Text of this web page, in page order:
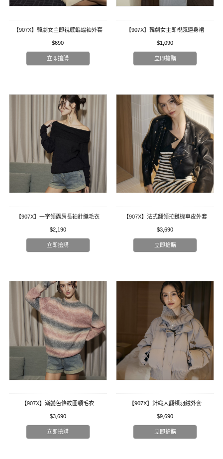
【907X】韓劇女主即視感蝙蝠袖外套
$690
立即搶購
【907X】韓劇女主即視感連身裙
$1,090
立即搶購
【907X】一字領露肩長袖針織毛衣
$2,190
立即搶購
【907X】法式翻領拉鏈機車皮外套
$3,690
立即搶購
【907X】漸變色條紋圓領毛衣
$3,690
立即搶購
【907X】針織大翻領羽絨外套
$9,690
立即搶購